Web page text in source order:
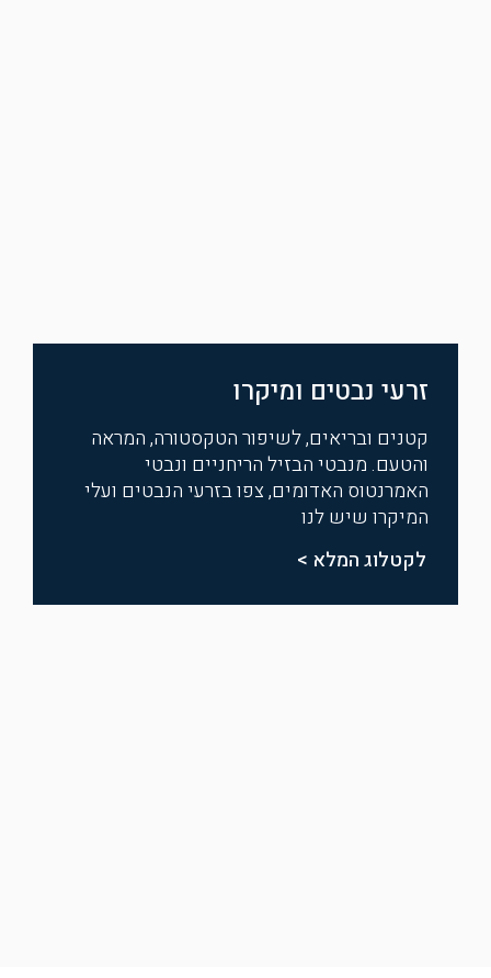
זרעי נבטים ומיקרו
קטנים ובריאים, לשיפור הטקסטורה, המראה
והטעם. מנבטי הבזיל הריחניים ונבטי
האמרנטוס האדומים, צפו בזרעי הנבטים ועלי
המיקרו שיש לנו
לקטלוג המלא >